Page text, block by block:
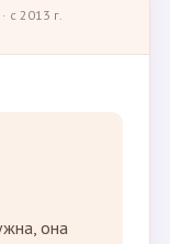
с 2013 г.
она